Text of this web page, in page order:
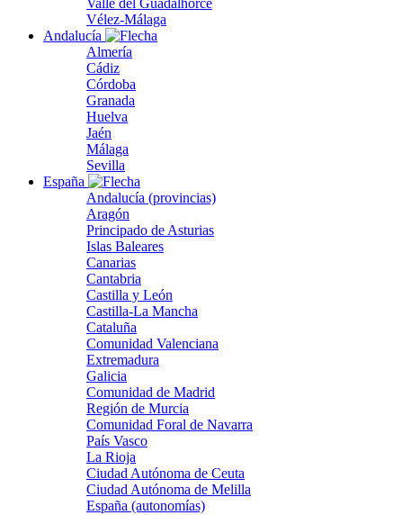
Valle del Guadalhorce
Vélez-Málaga
Andalucía
Almería
Cádiz
Córdoba
Granada
Huelva
Jaén
Málaga
Sevilla
España
Andalucía (provincias)
Aragón
Principado de Asturias
Islas Baleares
Canarias
Cantabria
Castilla y León
Castilla-La Mancha
Cataluña
Comunidad Valenciana
Extremadura
Galicia
Comunidad de Madrid
Región de Murcia
Comunidad Foral de Navarra
País Vasco
La Rioja
Ciudad Autónoma de Ceuta
Ciudad Autónoma de Melilla
España (autonomías)